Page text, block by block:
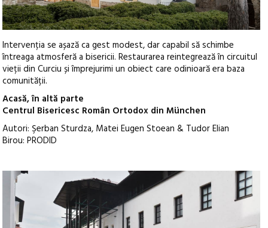
Intervenția se așază ca gest modest, dar capabil să schimbe
întreaga atmosferă a bisericii. Restaurarea reintegrează în circuitul
vieții din Curciu și împrejurimi un obiect care odinioară era baza
comunității.
Acasă, în altă parte
Centrul Bisericesc Român Ortodox din München
Autori: Şerban Sturdza, Matei Eugen Stoean & Tudor Elian
Birou: PRODID